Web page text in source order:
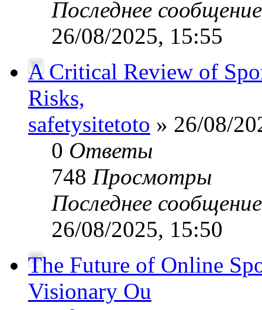
Последнее
26/08/2025, 15:55
A Critical Review of
Risks,
safetysitetoto » 26/08/
0 Ответы
748 Просмотры
Последнее
26/08/2025, 15:50
The Future of Online
Visionary Ou